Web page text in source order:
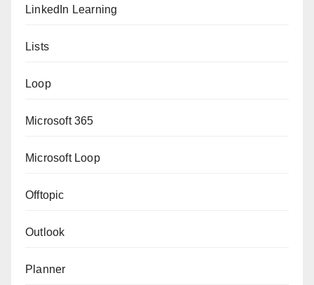
LinkedIn Learning
Lists
Loop
Microsoft 365
Microsoft Loop
Offtopic
Outlook
Planner